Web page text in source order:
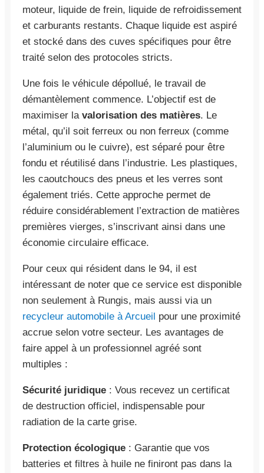
moteur, liquide de frein, liquide de refroidissement
et carburants restants. Chaque liquide est aspiré
et stocké dans des cuves spécifiques pour être
traité selon des protocoles stricts.
Une fois le véhicule dépollué, le travail de
démantèlement commence. L’objectif est de
maximiser la valorisation des matières. Le
métal, qu’il soit ferreux ou non ferreux (comme
l’aluminium ou le cuivre), est séparé pour être
fondu et réutilisé dans l’industrie. Les plastiques,
les caoutchoucs des pneus et les verres sont
également triés. Cette approche permet de
réduire considérablement l’extraction de matières
premières vierges, s’inscrivant ainsi dans une
économie circulaire efficace.
Pour ceux qui résident dans le 94, il est
intéressant de noter que ce service est disponible
non seulement à Rungis, mais aussi via un
recycleur automobile à Arcueil pour une proximité
accrue selon votre secteur. Les avantages de
faire appel à un professionnel agréé sont
multiples :
Sécurité juridique : Vous recevez un certificat
de destruction officiel, indispensable pour
radiation de la carte grise.
Protection écologique : Garantie que vos
batteries et filtres à huile ne finiront pas dans la